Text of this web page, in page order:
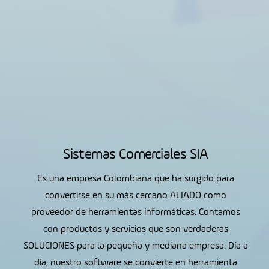
Sistemas Comerciales SIA
Es una empresa Colombiana que ha surgido para
convertirse en su más cercano ALIADO como
proveedor de herramientas informáticas. Contamos
con productos y servicios que son verdaderas
SOLUCIONES para la pequeña y mediana empresa. Día a
día, nuestro software se convierte en herramienta